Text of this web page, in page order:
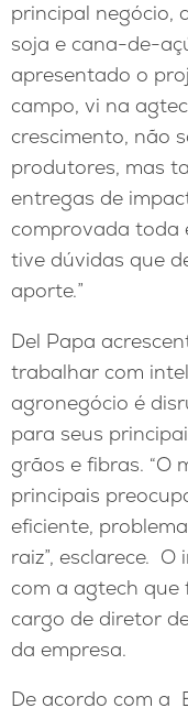
principal negócio,
soja e cana-de-
apresentado o
campo, vi na
crescimento, não
produtores, mas
entregas de
comprovada toda
tive dúvidas que
aporte.”
Del Papa
trabalhar com
agronegócio é
para seus
grãos e fibras. “O
principais
eficiente,
raiz”, esclarece.
com a agtech
cargo de diretor
da empresa.
De acordo com a